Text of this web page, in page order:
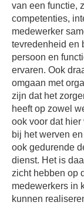
van een functie,
competenties,
medewerker
tevredenheid en
persoon en
ervaren. Ook
omgaan met
zijn dat het
heeft op zowel
ook voor dat
bij het werven
ook gedurende
dienst. Het is
zicht hebben op
medewerkers in
kunnen